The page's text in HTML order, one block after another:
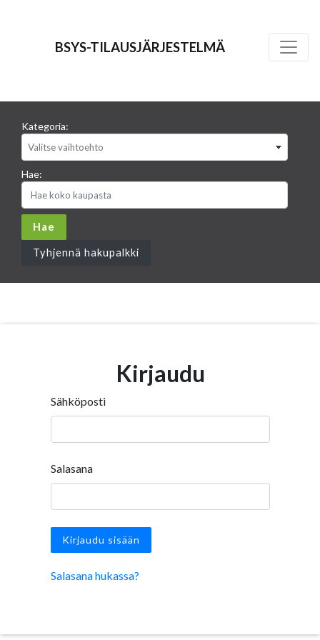
BSYS-TILAUSJÄRJESTELMÄ
Kategoria:
Valitse vaihtoehto
Hae:
Tyhjennä hakupalkki
Kirjaudu
Sähköposti
Salasana
Salasana hukassa?